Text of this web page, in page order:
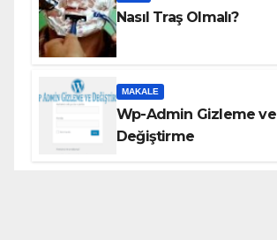
Nasıl Traş Olmalı?
MAKALE
Wp-Admin Gizleme ve
Değiştirme